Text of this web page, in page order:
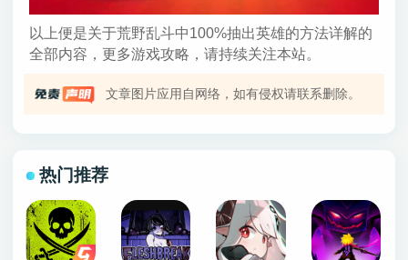
以上便是关于荒野乱斗中100%抽出英雄的方法详解的
全部内容，更多游戏攻略，请持续关注本站。
文章图片应用自网络，如有侵权请联系删除。
热门推荐